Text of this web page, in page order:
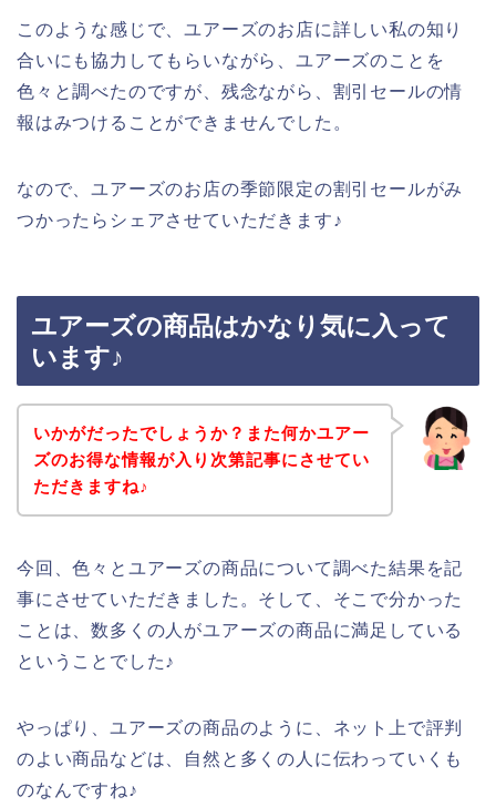
このような感じで、ユアーズのお店に詳しい私の知り
合いにも協力してもらいながら、ユアーズのことを
色々と調べたのですが、残念ながら、割引セールの情
報はみつけることができませんでした。
なので、ユアーズのお店の季節限定の割引セールがみ
つかったらシェアさせていただきます♪
ユアーズの商品はかなり気に入って
います♪
いかがだったでしょうか？また何かユアー
ズのお得な情報が入り次第記事にさせてい
ただきますね♪
今回、色々とユアーズの商品について調べた結果を記
事にさせていただきました。そして、そこで分かった
ことは、数多くの人がユアーズの商品に満足している
ということでした♪
やっぱり、ユアーズの商品のように、ネット上で評判
のよい商品などは、自然と多くの人に伝わっていくも
のなんですね♪